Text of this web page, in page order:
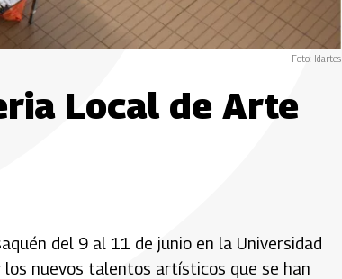
Foto: Idartes
Local de Arte
del 9 al 11 de junio en la Universidad
nuevos talentos artísticos que se han